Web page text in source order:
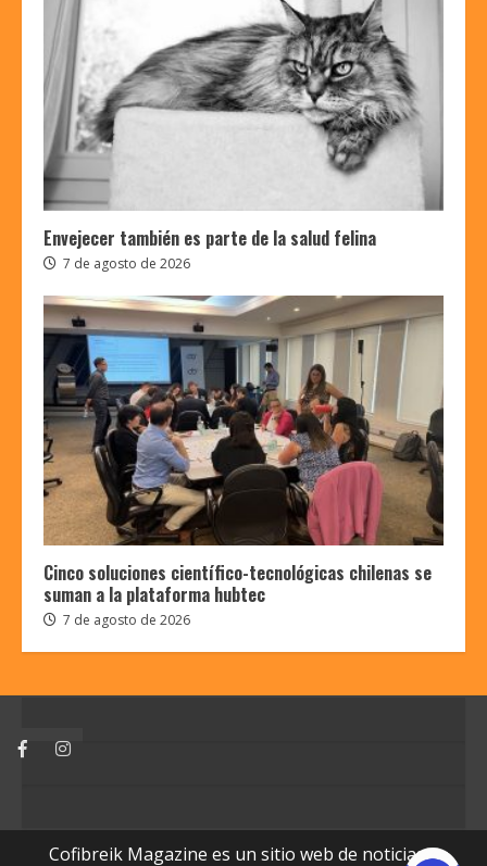
Envejecer también es parte de la salud felina
7 de agosto de 2026
Cinco soluciones científico-tecnológicas chilenas se
suman a la plataforma hubtec
7 de agosto de 2026
FacebookInstagram
Cofibreik Magazine es un sitio web de noticias y